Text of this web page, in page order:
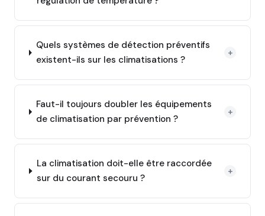
Quels systèmes de détection préventifs
existent-ils sur les climatisations ?
+
Faut-il toujours doubler les équipements
de climatisation par prévention ?
+
La climatisation doit-elle être raccordée
sur du courant secouru ?
+